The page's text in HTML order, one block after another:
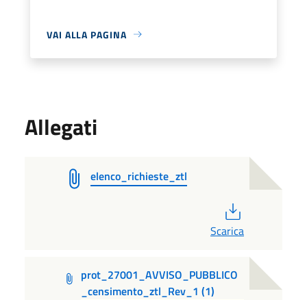
VAI ALLA PAGINA
Allegati
elenco_richieste_ztl
Scarica
prot_27001_AVVISO_PUBBLICO
_censimento_ztl_Rev_1 (1)